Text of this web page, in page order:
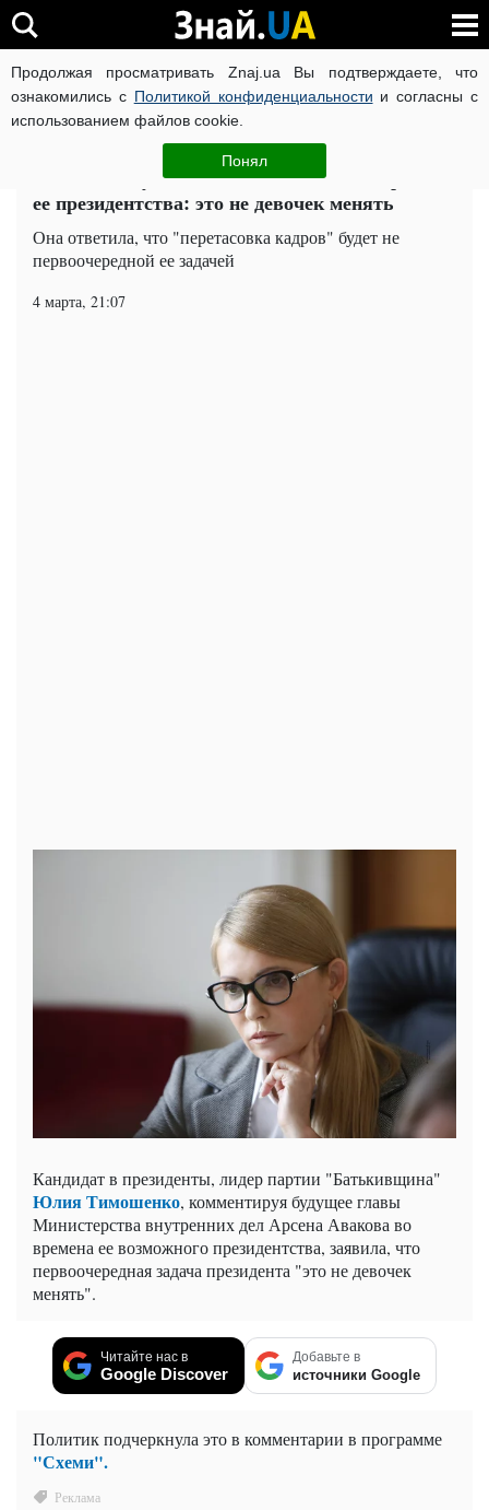
Продолжая просматривать Znaj.ua Вы подтверждаете, что
ознакомились с Политикой конфиденциальности и согласны с
использованием файлов cookie.
Понял
ВОЙНА РОССИИ ПРОТИВ УКРАИНЫ КОРОНАВИРУС В
Политика ЧИТАТИ УКРАЇНСЬКОЮ
Тимошенко указала место Авакова во времена
ее президентства: это не девочек менять
Она ответила, что "перетасовка кадров" будет не
первоочередной ее задачей
4 марта, 21:07
Кандидат в президенты, лидер партии "Батькивщина"
Юлия Тимошенко, комментируя будущее главы
Министерства внутренних дел Арсена Авакова во
времена ее возможного президентства, заявила, что
первоочередная задача президента "это не девочек
менять".
Читайте нас в
Google Discover
Добавьте в
источники Google
Политик подчеркнула это в комментарии в программе
"Схеми".